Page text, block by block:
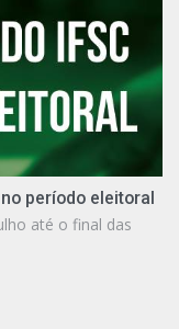
período eleitoral
até o final das